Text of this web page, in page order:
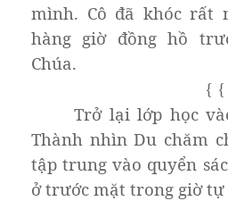
mình. Cô đã khóc rất
hàng giờ đồng hồ
Chúa.
{ {
Trở lại lớp học
Thành nhìn Du chăm
tập trung vào quyển
ở trước mặt trong giờ tự